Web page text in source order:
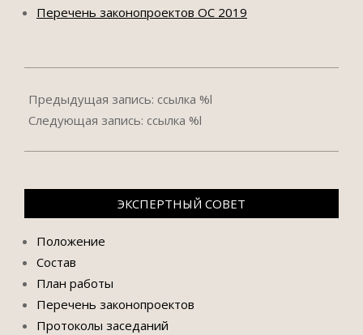
Перечень законопроектов ОС 2019
12-
03
Предыдущая запись: ссылка %l
Следующая запись: ссылка %l
ЭКСПЕРТНЫЙ СОВЕТ
Положение
Состав
План работы
Перечень законопроектов
Протоколы заседаний